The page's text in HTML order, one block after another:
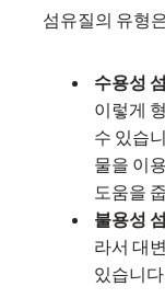
섬유질의 유형
수용성
이렇게
수 있습
물을 이
도움을
불용성
라서 대
있습니